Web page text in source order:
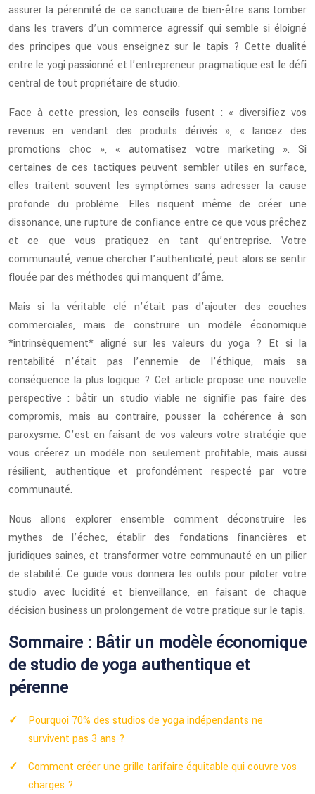
assurer la pérennité de ce sanctuaire de bien-être sans tomber
dans les travers d’un commerce agressif qui semble si éloigné
des principes que vous enseignez sur le tapis ? Cette dualité
entre le yogi passionné et l’entrepreneur pragmatique est le défi
central de tout propriétaire de studio.
Face à cette pression, les conseils fusent : « diversifiez vos
revenus en vendant des produits dérivés », « lancez des
promotions choc », « automatisez votre marketing ». Si
certaines de ces tactiques peuvent sembler utiles en surface,
elles traitent souvent les symptômes sans adresser la cause
profonde du problème. Elles risquent même de créer une
dissonance, une rupture de confiance entre ce que vous prêchez
et ce que vous pratiquez en tant qu’entreprise. Votre
communauté, venue chercher l’authenticité, peut alors se sentir
flouée par des méthodes qui manquent d’âme.
Mais si la véritable clé n’était pas d’ajouter des couches
commerciales, mais de construire un modèle économique
*intrinsèquement* aligné sur les valeurs du yoga ? Et si la
rentabilité n’était pas l’ennemie de l’éthique, mais sa
conséquence la plus logique ? Cet article propose une nouvelle
perspective : bâtir un studio viable ne signifie pas faire des
compromis, mais au contraire, pousser la cohérence à son
paroxysme. C’est en faisant de vos valeurs votre stratégie que
vous créerez un modèle non seulement profitable, mais aussi
résilient, authentique et profondément respecté par votre
communauté.
Nous allons explorer ensemble comment déconstruire les
mythes de l’échec, établir des fondations financières et
juridiques saines, et transformer votre communauté en un pilier
de stabilité. Ce guide vous donnera les outils pour piloter votre
studio avec lucidité et bienveillance, en faisant de chaque
décision business un prolongement de votre pratique sur le tapis.
Sommaire : Bâtir un modèle économique
de studio de yoga authentique et
pérenne
Pourquoi 70% des studios de yoga indépendants ne
survivent pas 3 ans ?
Comment créer une grille tarifaire équitable qui couvre vos
charges ?